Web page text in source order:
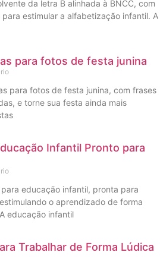
da letra B alinhada à BNCC, com
estimular a alfabetização infantil. A
para fotos de festa junina
para fotos de festa junina, com frases
e torne sua festa ainda mais
Infantil Pronto para
educação infantil, pronta para
o aprendizado de forma
educação infantil
Trabalhar de Forma Lúdica